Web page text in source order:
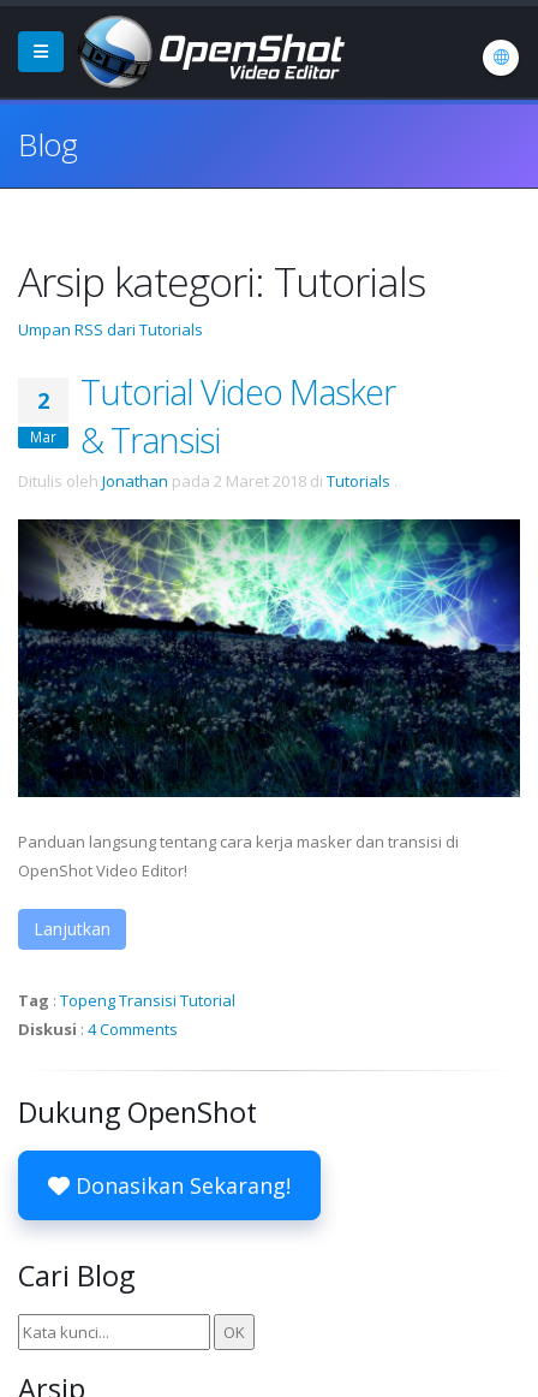
Blog
Arsip kategori: Tutorials
Umpan RSS dari Tutorials
2
Mar
Tutorial Video Masker
& Transisi
Ditulis oleh Jonathan pada 2 Maret 2018 di Tutorials .
Panduan langsung tentang cara kerja masker dan transisi di
OpenShot Video Editor!
Lanjutkan
Tag : TopengTransisi Tutorial
Diskusi : 4 Comments
Dukung OpenShot
Donasikan Sekarang!
Cari Blog
Arsip